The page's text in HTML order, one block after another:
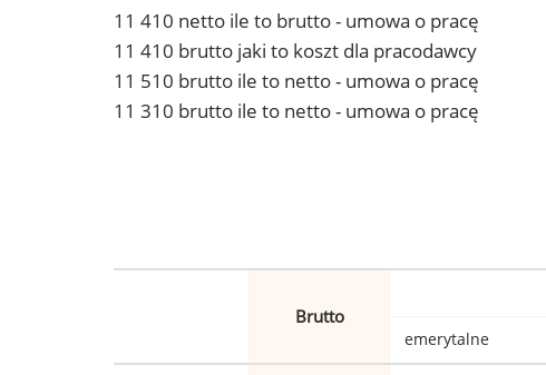
11 410 netto ile to brutto - umowa o pracę
11 410 brutto jaki to koszt dla pracodawcy
11 510 brutto ile to netto - umowa o pracę
11 310 brutto ile to netto - umowa o pracę
Brutto
emerytalne